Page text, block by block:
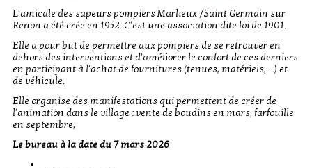
L'amicale des sapeurs pompiers Marlieux /Saint Germain sur
Renon a été crée en 1952. C'est une association dite loi de 1901.
Elle a pour but de permettre aux pompiers de se retrouver en
dehors des interventions et d'améliorer le confort de ces derniers
en participant à l'achat de fournitures (tenues, matériels, ...) et
de véhicule.
Elle organise des manifestations qui permettent de créer de
l'animation dans le village : vente de boudins en mars, farfouille
en septembre,
Le bureau à la date du 7 mars 2026